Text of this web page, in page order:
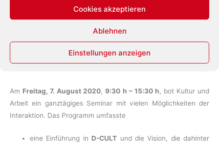
Cookies akzeptieren
Ablehnen
Einstellungen anzeigen
Teilnehmer*innen das Seminar als Präsenzveranstaltung wahr.
Die Teilnahme war kostenfrei.
Am Freitag, 7. August 2020,9:30 h – 15:30 h, bot Kultur und
Arbeit ein ganztägiges Seminar mit vielen Möglichkeiten der
Interaktion. Das Programm umfasste
eine Einführung in D-CULT und die Vision, die dahinter